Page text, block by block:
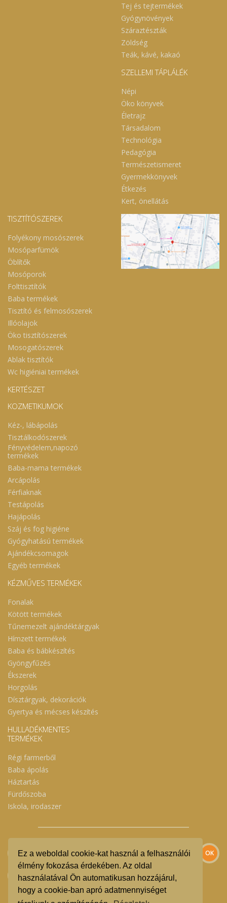
Ez a weboldal cookie-kat használ a felhasználói
élmény fokozása érdekében. Az oldal
használatával Ön automatikusan hozzájárul,
hogy a cookie-ban apró adatmennyiséget
Tej és tejtermékek
Gyógynövények
Száraztészták
Zöldség
Teák, kávé, kakaó
SZELLEMI TÁPLÁLÉK
Népi
Öko könyvek
Életrajz
Társadalom
Technológia
Pedagógia
Természetismeret
Gyermekkönyvek
Étkezés
Kert, önellátás
TISZTÍTÓSZEREK
Folyékony mosószerek
Mosóparfümök
Öblítők
Mosóporok
Folttisztítók
Baba termékek
Tisztító és felmosószerek
Illóolajok
Öko tisztítószerek
Mosogatószerek
Ablak tisztítók
Wc higiéniai termékek
KERTÉSZET
KOZMETIKUMOK
Kéz-, lábápolás
Tisztálkodószerek
Fényvédelem,napozó
termékek
Baba-mama termékek
Arcápolás
Férfiaknak
Testápolás
Hajápolás
Száj és fog higiéne
Gyógyhatású termékek
Ajándékcsomagok
Egyéb termékek
KÉZMŰVES TERMÉKEK
Fonalak
Kötött termékek
Tűnemezelt ajándéktárgyak
Hímzett termékek
Baba és bábkészítés
Gyöngyfűzés
Ékszerek
Horgolás
Dísztárgyak, dekorációk
Gyertya és mécses készítés
HULLADÉKMENTES
TERMÉKEK
Régi farmerből
Baba ápolás
Háztartás
Fürdőszoba
Iskola, irodaszer
Szeretnék feliratkozni a hírlevélre.